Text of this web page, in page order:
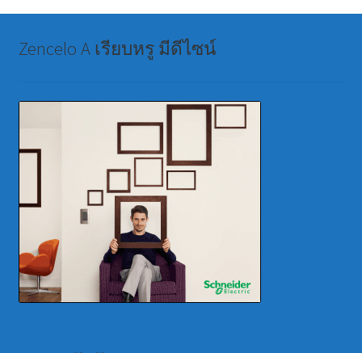
Zencelo A เรียบหรู มีดีไซน์